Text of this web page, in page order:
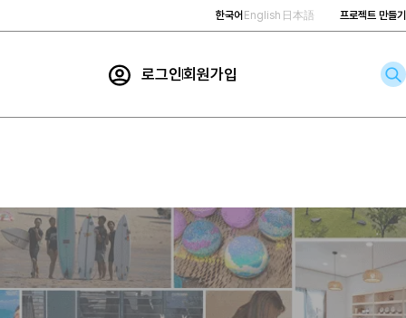
한국어 English 日本語 프로젝트 만들기
로그인회원가입